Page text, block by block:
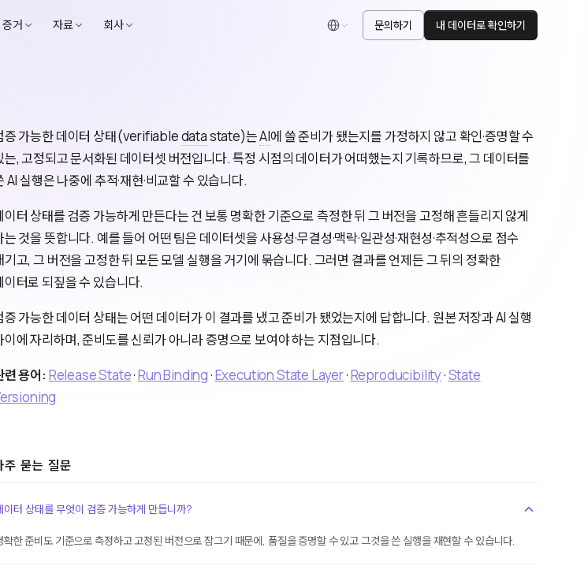
거 자료 회사 한국어 문의하기 내 데이터로 확인하기
증 가능한 데이터 상태(verifiabledatastate)는AI에 쓸 준비가 됐는지를 가정하지 않고 확인·증명할 수
는, 고정되고 문서화된 데이터셋 버전입니다. 특정 시점의 데이터가 어떠했는지 기록하므로, 그 데이터를
AI 실행은 나중에 추적·재현·비교할 수 있습니다.
이터 상태를 검증 가능하게 만든다는 건 보통 명확한 기준으로 측정한 뒤 그 버전을 고정해 흔들리지 않게
는 것을 뜻합니다. 예를 들어 어떤 팀은 데이터셋을 사용성·무결성·맥락·일관성·재현성·추적성으로 점수
기고, 그 버전을 고정한 뒤 모든 모델 실행을 거기에 묶습니다. 그러면 결과를 언제든 그 뒤의 정확한
이터로 되짚을 수 있습니다.
증 가능한 데이터 상태는 어떤 데이터가 이 결과를 냈고 준비가 됐었는지에 답합니다. 원본 저장과 AI 실행
이에 자리하며, 준비도를 신뢰가 아니라 증명으로 보여야 하는 지점입니다.
련 용어: Release State·Run Binding·Execution State Layer·Reproducibility·State
주 묻는 질문
이터 상태를 무엇이 검증 가능하게 만듭니까?
확한 준비도 기준으로 측정하고 고정된 버전으로 잠그기 때문에, 품질을 증명할 수 있고 그것을 쓴 실행을 재현할 수 있습니다.